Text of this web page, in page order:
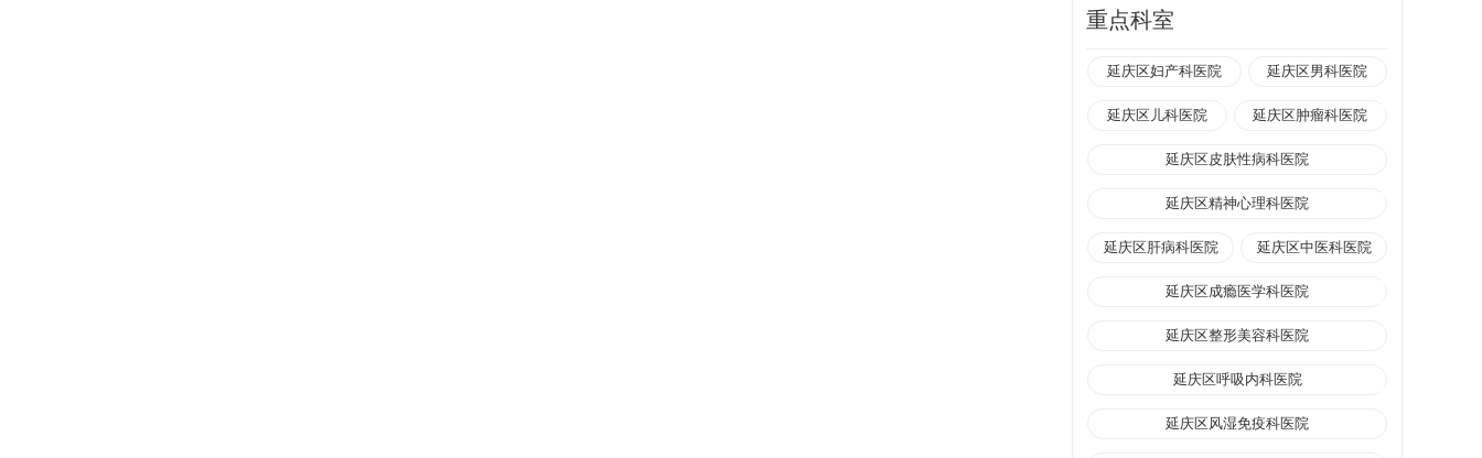
重点科室
延庆区妇产科医院 延庆区男科医院
延庆区儿科医院 延庆区肿瘤科医院
延庆区皮肤性病科医院
延庆区精神心理科医院
延庆区肝病科医院 延庆区中医科医院
延庆区成瘾医学科医院
延庆区整形美容科医院
延庆区呼吸内科医院
延庆区风湿免疫科医院